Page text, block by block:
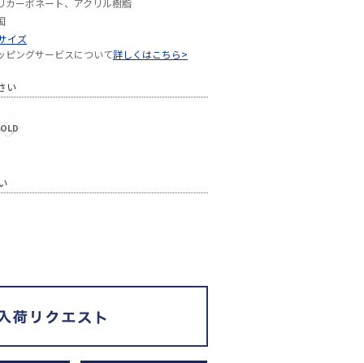
カーボネート、アクリル樹脂
イズ
ピングサービスについて詳しくはこちら>
い